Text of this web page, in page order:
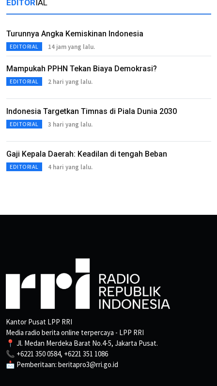
EDITORIAL
Turunnya Angka Kemiskinan Indonesia
EDITORIAL 14 jam yang lalu.
Mampukah PPHN Tekan Biaya Demokrasi?
EDITORIAL 2 hari yang lalu.
Indonesia Targetkan Timnas di Piala Dunia 2030
EDITORIAL 3 hari yang lalu.
Gaji Kepala Daerah: Keadilan di tengah Beban
EDITORIAL 4 hari yang lalu.
Kantor Pusat LPP RRI
Media radio berita online terpercaya - LPP RRI
📍 Jl. Medan Merdeka Barat No.4-5, Jakarta Pusat.
📞 +6221 350 0584, +6221 351 1086
📩 Pemberitaan: beritapro3@rri.go.id